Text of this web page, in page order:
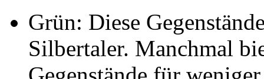
Grün: Diese
Silbertaler. Manchmal